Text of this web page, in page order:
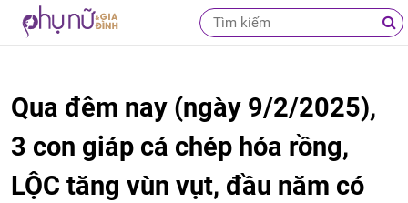
Qua đêm nay (ngày 9/2/2025),
3 con giáp cá chép hóa rồng,
LỘC tăng vùn vụt, đầu năm có